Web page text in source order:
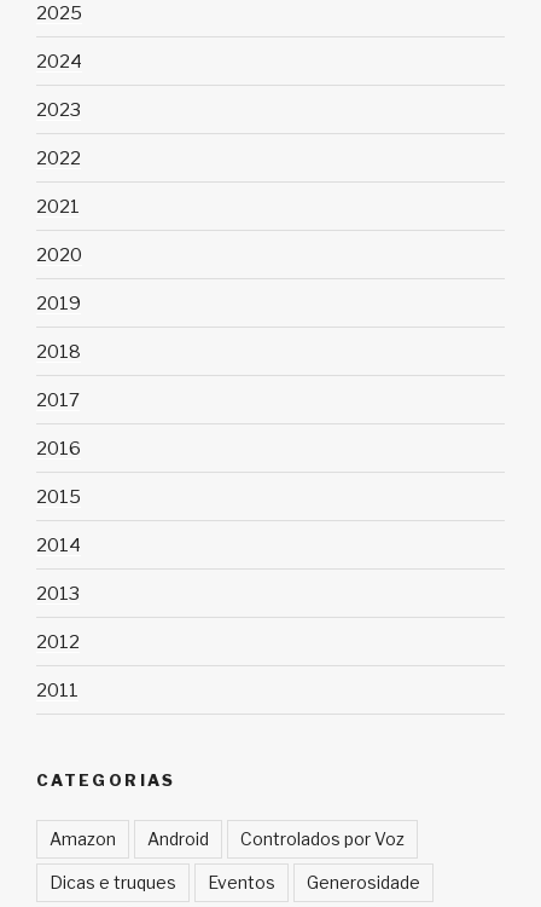
2025
2024
2023
2022
2021
2020
2019
2018
2017
2016
2015
2014
2013
2012
2011
CATEGORIAS
Amazon Android Controlados por Voz
Dicas e truques Eventos Generosidade